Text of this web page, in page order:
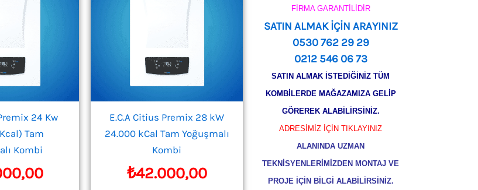
24 Kw
Tam
Kombi
E.C.A Citius Premix 28 kW
24.000 kCal Tam Yoğuşmalı
Kombi
₺42.000,00
FİRMA GARANTİLİDİR
SATIN ALMAK İÇİN ARAYINIZ
0530 762 29 29
0212 546 06 73
SATIN ALMAK İSTEDİĞİNİZ TÜM
KOMBİLERDE MAĞAZAMIZA GELİP
GÖREREK ALABİLİRSİNİZ.
ADRESİMİZ İÇİN TIKLAYINIZ
ALANINDA UZMAN
TEKNİSYENLERİMİZDEN MONTAJ VE
PROJE İÇİN BİLGİ ALABİLİRSİNİZ.